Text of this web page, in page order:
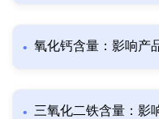
氧化钙含量：影响产
三氧化二铁含量：影